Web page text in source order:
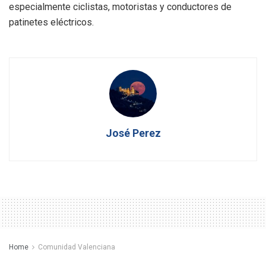
especialmente ciclistas, motoristas y conductores de
patinetes eléctricos.
José Perez
Home Comunidad Valenciana